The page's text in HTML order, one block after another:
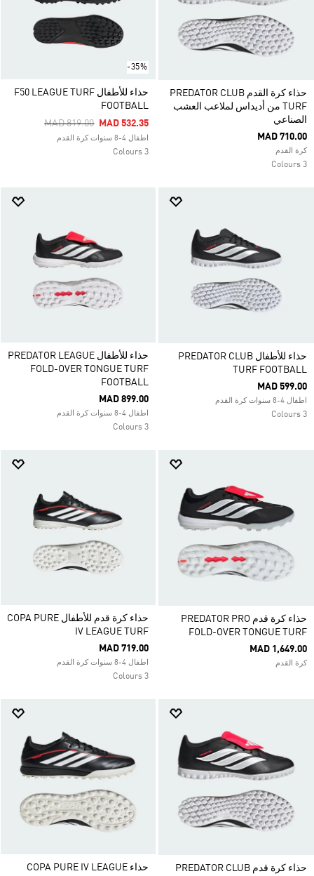
حذاء كرة القدم PREDATOR CLUB
TURF من أديداس لملاعب العشب
الصناعي
MAD 710.00
كرة القدم
3 Colours
-35%
حذاء للأطفال ‏F50 LEAGUE TURF
FOOTBALL
Price Reduced From
MAD 819.00ToMAD 532.35
اطفال 4-8 سنوات كرة القدم
3 Colours
حذاء للأطفال PREDATOR CLUB
TURF FOOTBALL
MAD 599.00
اطفال 4-8 سنوات كرة القدم
3 Colours
حذاء للأطفال PREDATOR LEAGUE
FOLD-OVER TONGUE TURF
FOOTBALL
MAD 899.00
اطفال 4-8 سنوات كرة القدم
3 Colours
حذاء كرة قدم PREDATOR PRO
FOLD-OVER TONGUE TURF
MAD 1,649.00
كرة القدم
حذاء كرة قدم للأطفال COPA PURE
IV LEAGUE TURF
MAD 719.00
اطفال 4-8 سنوات كرة القدم
3 Colours
حذاء كرة قدم PREDATOR CLUB حذاء COPA PURE IV LEAGUE